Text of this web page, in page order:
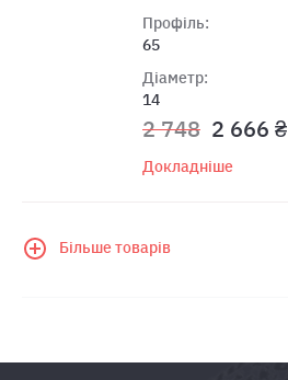
Профіль:
65
Діаметр:
14
2 748 2 666 ₴
Докладніше
Більше товарів